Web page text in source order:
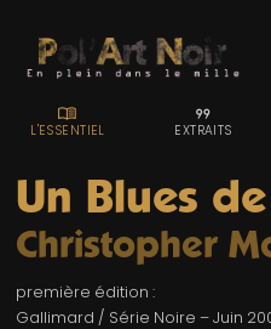
ACCUEIL
TROMBINO
Un Blues
Christopher
première édition :
Gallimard / Série Noire – Juin
MENU_BOOK
L'ESSENTIEL
FORMAT_QUOTE
EXTRAITS